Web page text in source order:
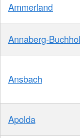
Ammerland
Annaberg-
Ansbach
Apolda